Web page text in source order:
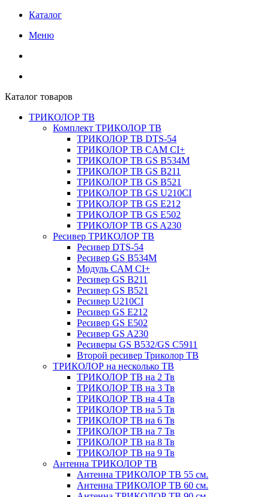
Каталог
Меню
Каталог товаров
ТРИКОЛОР ТВ
Комплект ТРИКОЛОР ТВ
ТРИКОЛОР ТВ DTS-54
ТРИКОЛОР ТВ CAM CI+
ТРИКОЛОР ТВ GS B534M
ТРИКОЛОР ТВ GS B211
ТРИКОЛОР ТВ GS B521
ТРИКОЛОР ТВ GS U210CI
ТРИКОЛОР ТВ GS E212
ТРИКОЛОР ТВ GS E502
ТРИКОЛОР ТВ GS A230
Ресивер ТРИКОЛОР ТВ
Ресивер DTS-54
Ресивер GS B534M
Модуль CAM CI+
Ресивер GS B211
Ресивер GS B521
Ресивер U210CI
Ресивер GS E212
Ресивер GS E502
Ресивер GS A230
Ресиверы GS B532/GS C5911
Второй ресивер Триколор ТВ
ТРИКОЛОР на несколько ТВ
ТРИКОЛОР ТВ на 2 Тв
ТРИКОЛОР ТВ на 3 Тв
ТРИКОЛОР ТВ на 4 Тв
ТРИКОЛОР ТВ на 5 Тв
ТРИКОЛОР ТВ на 6 Тв
ТРИКОЛОР ТВ на 7 Тв
ТРИКОЛОР ТВ на 8 Тв
ТРИКОЛОР ТВ на 9 Тв
Антенна ТРИКОЛОР ТВ
Антенна ТРИКОЛОР ТВ 55 см.
Антенна ТРИКОЛОР ТВ 60 см.